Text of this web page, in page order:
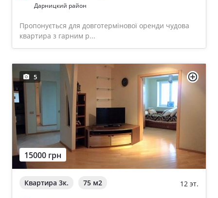
Дарницкий район
Пропонується для довготермінової оренди чудова
квартира з гарним р...
5
15000 грн
Квартира 3к. 75 м2 12 эт.